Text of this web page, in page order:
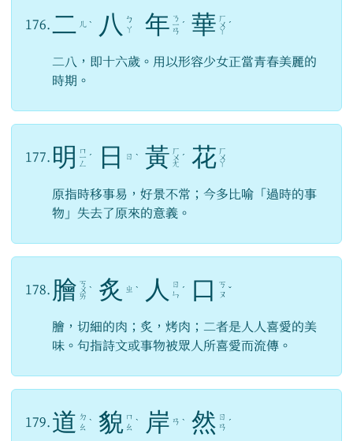
176. 二 ㄦ ˋ 八
ㄅ
ㄚ
年 ㄋ
ㄧ
ㄢ
ˊ 華 ㄏ
ㄨ
ㄚ
ˊ
二八，即十六歲。用以形容少女正當青春美麗的
時期。
177. 明 ㄇ
ㄧ
ㄥ
ˊ 日 ㄖ ˋ 黃 ㄏ
ㄨ
ㄤ
ˊ 花 ㄏ
ㄨ
ㄚ
原指時移事易，好景不常；今多比喻「過時的事
物」失去了原來的意義。
178. 膾 ㄎ
ㄨ
ㄞ
ˋ 炙 ㄓ ˋ 人
ㄖ
ㄣ ˊ 口
ㄎ
ㄡ ˇ
膾，切細的肉；炙，烤肉；二者是人人喜愛的美
味。句指詩文或事物被眾人所喜愛而流傳。
179. 道 ㄉ
ㄠ ˋ 貌 ㄇ
ㄠ ˋ 岸 ㄢ ˋ 然 ㄖ
ㄢ ˊ